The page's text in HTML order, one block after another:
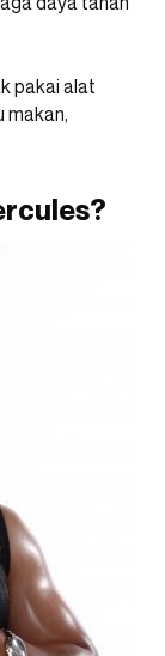
pakai alat
makan,